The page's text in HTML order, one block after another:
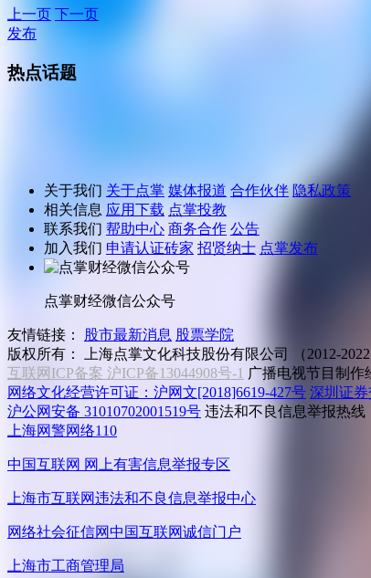
上一页 下一页
发布
热点话题
关于我们 关于点掌 媒体报道 合作伙伴 隐私政策
相关信息 应用下载 点掌投教
联系我们 帮助中心 商务合作 公告
加入我们 申请认证砖家 招贤纳士 点掌发布
点掌财经微信公众号
友情链接： 股市最新消息 股票学院
版权所有：
上海点掌文化科技股份有限公司 （2012-2022
互联网ICP备案 沪ICP备13044908号-1 广播电视节目制作
网络文化经营许可证：沪网文[2018]6619-427号 深圳证
沪公网安备 31010702001519号 违法和不良信息举报热线
上海网警网络110
中国互联网 网上有害信息举报专区
上海市互联网违法和不良信息举报中心
网络社会征信网中国互联网诚信门户
上海市工商管理局